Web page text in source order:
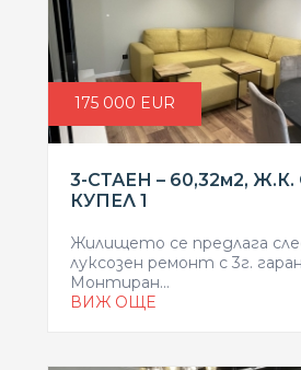
175 000 EUR
3-СТАЕН – 60,32м2,
КУПЕЛ 1
Жилището се предлага
луксозен ремонт с 3г.
Монтиран...
ВИЖ ОЩЕ